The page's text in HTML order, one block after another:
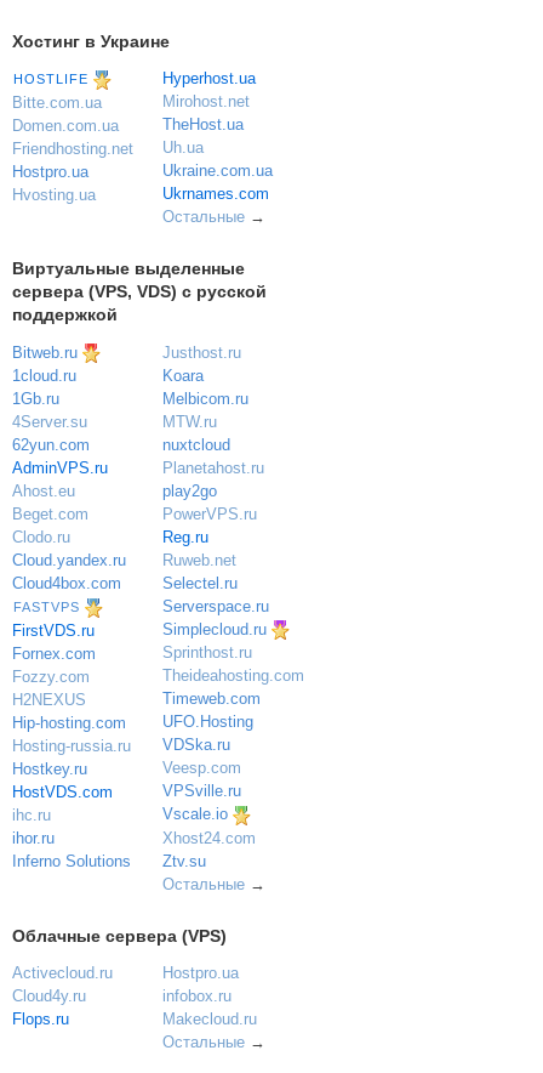
Хостинг в Украине
HOSTLIFE
Bitte.com.ua
Domen.com.ua
Friendhosting.net
Hostpro.ua
Hvosting.ua
Hyperhost.ua
Mirohost.net
TheHost.ua
Uh.ua
Ukraine.com.ua
Ukrnames.com
Остальные→
Виртуальные выделенные
сервера (VPS, VDS) с русской
поддержкой
Bitweb.ru
1cloud.ru
1Gb.ru
4Server.su
62yun.com
AdminVPS.ru
Ahost.eu
Beget.com
Clodo.ru
Cloud.yandex.ru
Cloud4box.com
FASTVPS
FirstVDS.ru
Fornex.com
Fozzy.com
H2NEXUS
Hip-hosting.com
Hosting-russia.ru
Hostkey.ru
HostVDS.com
ihc.ru
ihor.ru
Inferno Solutions
Justhost.ru
Koara
Melbicom.ru
MTW.ru
nuxtcloud
Planetahost.ru
play2go
PowerVPS.ru
Reg.ru
Ruweb.net
Selectel.ru
Serverspace.ru
Simplecloud.ru
Sprinthost.ru
Theideahosting.com
Timeweb.com
UFO.Hosting
VDSka.ru
Veesp.com
VPSville.ru
Vscale.io
Xhost24.com
Ztv.su
Остальные→
Облачные сервера (VPS)
Activecloud.ru
Cloud4y.ru
Flops.ru
Hostpro.ua
infobox.ru
Makecloud.ru
Остальные→